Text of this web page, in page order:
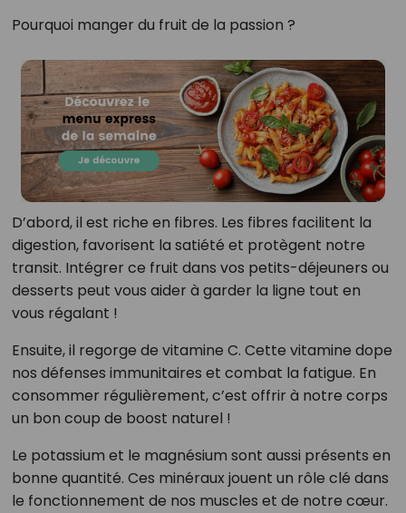
Pourquoi manger du fruit de la passion ?
D’abord, il est riche en fibres. Les fibres facilitent la
digestion, favorisent la satiété et protègent notre
transit. Intégrer ce fruit dans vos petits-déjeuners ou
desserts peut vous aider à garder la ligne tout en
vous régalant !
Ensuite, il regorge de vitamine C. Cette vitamine dope
nos défenses immunitaires et combat la fatigue. En
consommer régulièrement, c’est offrir à notre corps
un bon coup de boost naturel !
Le potassium et le magnésium sont aussi présents en
bonne quantité. Ces minéraux jouent un rôle clé dans
le fonctionnement de nos muscles et de notre cœur.